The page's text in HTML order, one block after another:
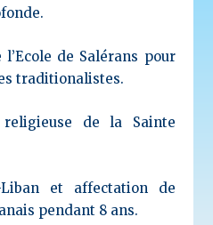
l’Ecole de Salérans pour
traditionalistes.
religieuse de la Sainte
Liban et affectation de
pendant 8 ans.